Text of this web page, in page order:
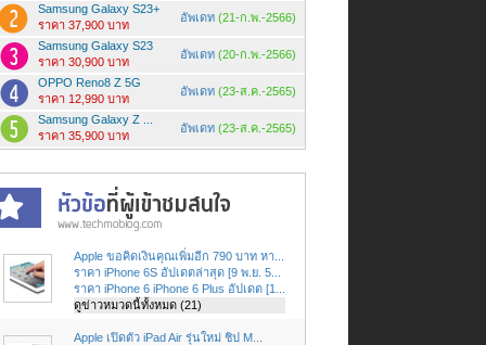
Samsung Galaxy S23+
ราคา 37,900 บาท
อัพเดท (21-ก.พ.-2566)
Samsung Galaxy S23
ราคา 30,900 บาท
อัพเดท (20-ก.พ.-2566)
OPPO Reno8 Z 5G
ราคา 12,990 บาท
อัพเดท (23-ส.ค.-2565)
Samsung Galaxy Z ...
ราคา 35,900 บาท
อัพเดท (23-ส.ค.-2565)
Apple ขอคิดเงินคุณเพิ่มอีก 790 บาท หา...
ราคา iPhone 6S อัปเดตล่าสุด [9 พ.ย. 5...
ราคา iPhone 6 iPhone 6 Plus อัปเดต [1...
ดูข่าวหมวดนี้ทั้งหมด (21)
Apple เปิดตัว iPad Air รุ่นใหม่ ชิป M...